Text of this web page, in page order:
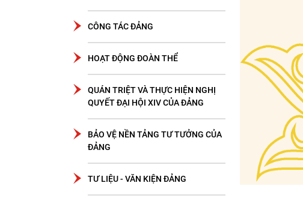
CÔNG TÁC ĐẢNG
HOẠT ĐỘNG ĐOÀN THỂ
QUÁN TRIỆT VÀ THỰC HIỆN NGHỊ
QUYẾT ĐẠI HỘI XIV CỦA ĐẢNG
BẢO VỆ NỀN TẢNG TƯ TƯỞNG CỦA
ĐẢNG
TƯ LIỆU - VĂN KIỆN ĐẢNG